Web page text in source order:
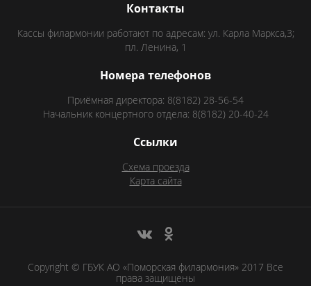
Контакты
Кассы филармонии работают по адресам: ул. Карла Маркса,3;
пл. Ленина, 1
Номера телефонов
Приёмная директора: 8(8182) 28-56-54
Начальник концертного отдела: 8(8182) 20-40-24
Ссылки
Схема проезда
Карта сайта
Copyright © ГБУК АО «Поморская филармония» 2017 Все
права защищены